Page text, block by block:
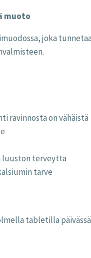
muoto
joka
ravinnosta on vähäistä
luuston terveyttä
tarve
tabletilla